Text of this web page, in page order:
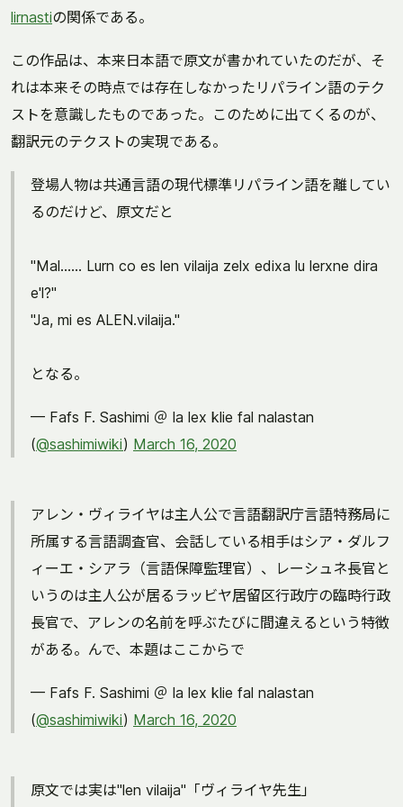
lirnastiの関係である。
この作品は、本来日本語で原文が書かれていたのだが、そ
れは本来その時点では存在しなかったリパライン語のテク
ストを意識したものであった。このために出てくるのが、
翻訳元のテクストの実現である。
登場人物は共通言語の現代標準リパライン語を離してい
るのだけど、原文だと
"Mal...... Lurn co es len vilaija zelx edixa lu lerxne dira
e'l?"
"Ja, mi es ALEN.vilaija."
となる。
— Fafs F. Sashimi ＠ la lex klie fal nalastan
(@sashimiwiki) March 16, 2020
アレン・ヴィライヤは主人公で言語翻訳庁言語特務局に
所属する言語調査官、会話している相手はシア・ダルフ
ィーエ・シアラ（言語保障監理官）、レーシュネ長官と
いうのは主人公が居るラッビヤ居留区行政庁の臨時行政
長官で、アレンの名前を呼ぶたびに間違えるという特徴
がある。んで、本題はここからで
— Fafs F. Sashimi ＠ la lex klie fal nalastan
(@sashimiwiki) March 16, 2020
原文では実は"len vilaija"「ヴィライヤ先生」